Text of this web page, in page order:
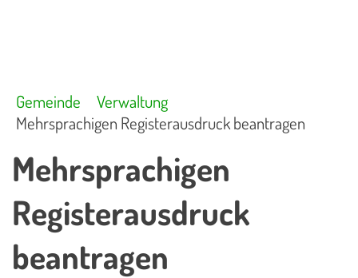
Gemeinde
Verwaltung
Mehrsprachigen Registerausdruck beantragen
Mehrsprachigen
Registerausdruck
beantragen